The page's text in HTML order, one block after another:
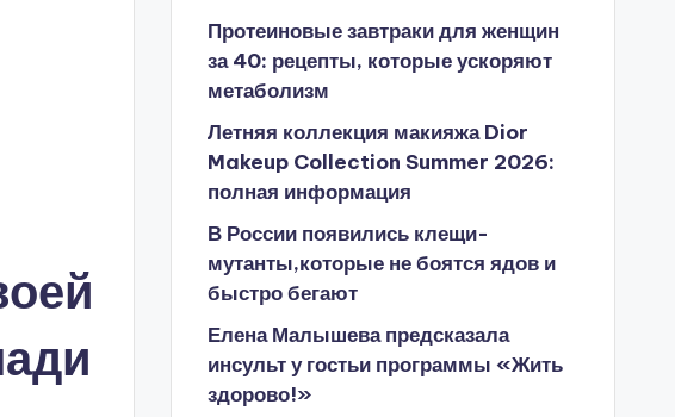
Протеиновые завтраки для женщин
за 40: рецепты, которые ускоряют
метаболизм
Летняя коллекция макияжа Dior
Makeup Collection Summer 2026:
полная информация
В России появились клещи-
мутанты,которые не боятся ядов и
быстро бегают
Елена Малышева предсказала
инсульт у гостьи программы «Жить
здорово!»